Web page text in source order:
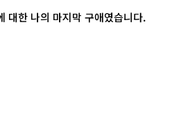
대한 나의 마지막 구애였습니다.